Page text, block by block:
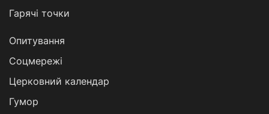
Гарячі точки
Опитування
Соцмережі
Церковний календар
Гумор